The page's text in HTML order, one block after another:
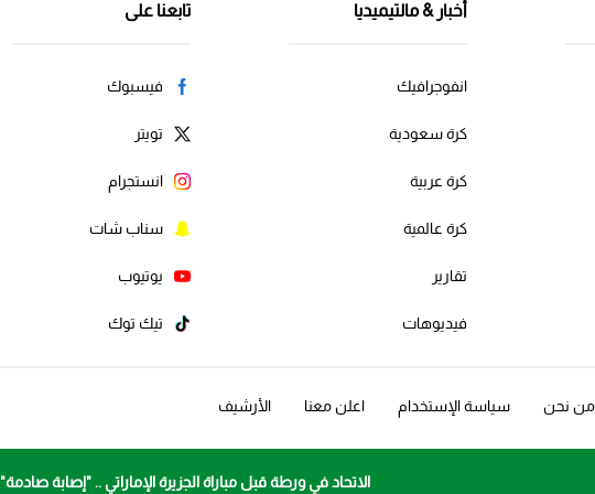
الاتحاد في ورطة قبل مباراة الجزيرة الإماراتي .. "إصابة صادمة"
أخبار & مالتيميديا
انفوجرافيك
كرة سعودية
كرة عربية
كرة عالمية
تقارير
فيديوهات
تابعنا على
فيسبوك
تويتر
انستجرام
سناب شات
يوتيوب
تيك توك
من نحن سياسة الإستخدام اعلن معنا الأرشيف